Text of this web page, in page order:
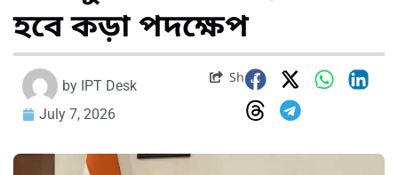
হবে কড়া পদক্ষেপ
by IPT Desk
July 7, 2026
Share